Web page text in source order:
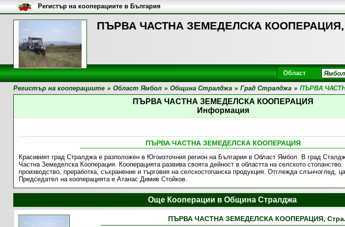
ПЪРВА ЧАСТНА ЗЕМЕДЕЛСКА КООПЕРАЦИЯ,
Регистър на кооперациите в България
Област
Регистър на кооперациите » Област Ямбол » Община Стралджа » Град Стралджа » ПЪРВА
ПЪРВА ЧАСТНА ЗЕМЕДЕЛСКА КООПЕРАЦИЯ
Информация
ПЪРВА ЧАСТНА ЗЕМЕДЕЛСКА КООПЕРАЦИЯ
Красивият град Стралджа е разположен в Югоизточния регион на България в Област Ямбол. В град
Частна Земеделска Кооперация. Кооперацията развива своята дейност в областта на селското
производство, преработка, съхранение и търговия на селскостопанска продукция. Отглежда слънчоглед,
Председател на кооперацията е Атанас Димив Стойков.
Още Кооперации в Община Стралджа
ПЪРВА ЧАСТНА ЗЕМЕДЕЛСКА КООПЕРАЦИЯ,